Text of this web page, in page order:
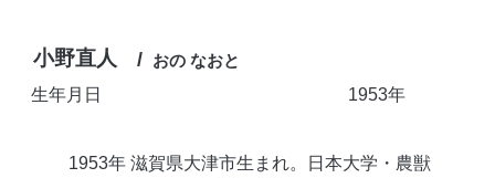
小野直人 おの なおと
生年月日 1953年
1953年 滋賀県大津市生まれ。日本大学・農獣